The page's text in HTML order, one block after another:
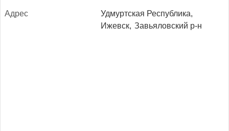
Ад­рес
Удмуртская Республика,
Ижевск, Завьяловский р-н